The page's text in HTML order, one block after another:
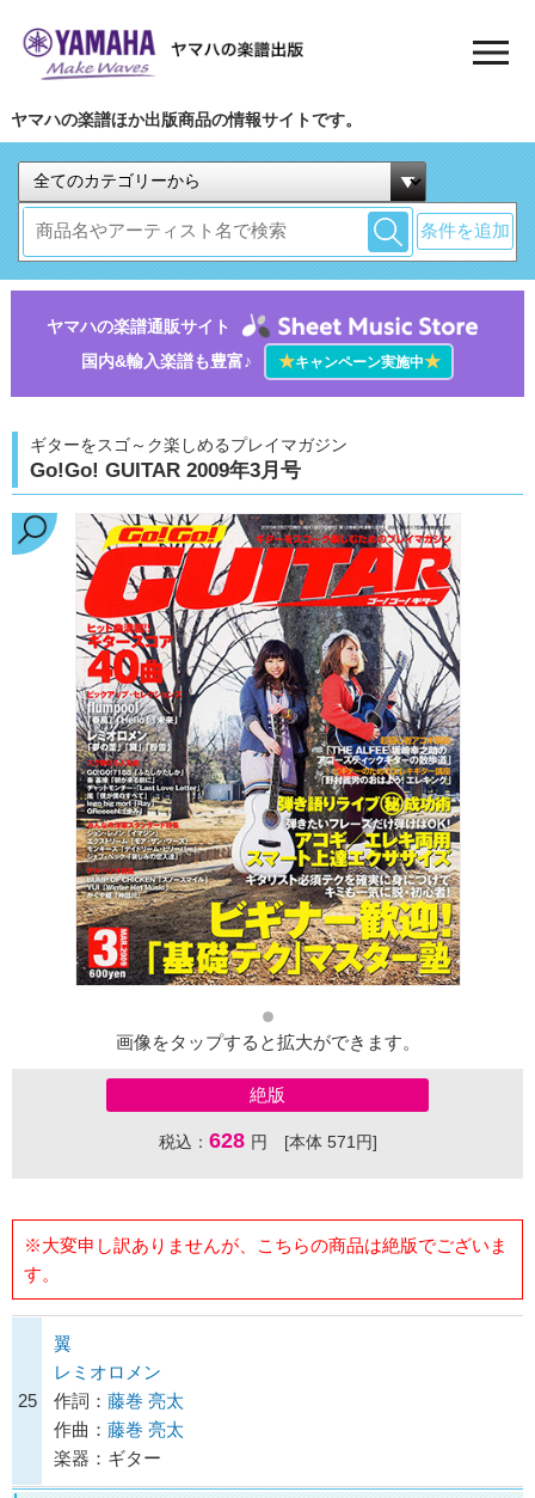
ヤマハの楽譜ほか出版商品の情報サイトです。
条件を追加
ヤマハの楽譜通販サイト
国内&輸入楽譜も豊富♪
★キャンペーン実施中★
ギターをスゴ～ク楽しめるプレイマガジン
Go!Go! GUITAR 2009年3月号
画像をタップすると拡大ができます。
絶版
税込： 628 円 [本体 571円]
※大変申し訳ありませんが、こちらの商品は絶版でございま
す。
25
翼
レミオロメン
作詞： 藤巻 亮太
作曲： 藤巻 亮太
楽器：ギター